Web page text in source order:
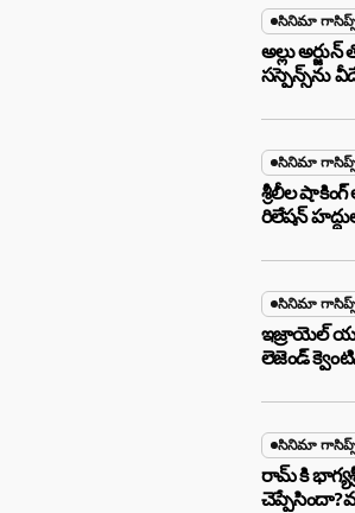
సినిమా
అల్లు
సస్పెన్స్‌ను
సినిమా
శ్రీలీల
రిలేషన్
సినిమా
ఇజ్రాయెల్
లెజెండ్
ఇదీ!
సినిమా
రామ్ కి